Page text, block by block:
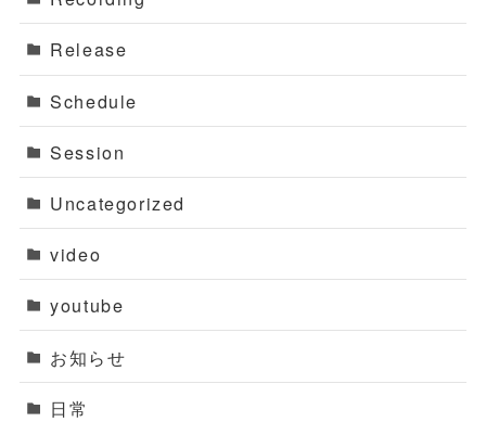
Release
Schedule
Session
Uncategorized
video
youtube
お知らせ
日常